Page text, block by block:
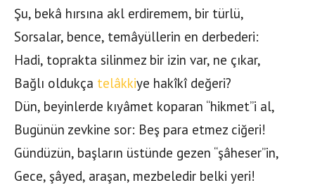
Şu, bekâ hırsına akl erdiremem, bir türlü,
Sorsalar, bence, temâyüllerin en derbederi:
Hadi, toprakta silinmez bir izin var, ne çıkar,
Bağlı oldukça telâkkiye hakîkî değeri?
Dün, beyinlerde kıyâmet koparan “hikmet”i al,
Bugünün zevkine sor: Beş para etmez ciğeri!
Gündüzün, başların üstünde gezen “şâheser”in,
Gece, şâyed, araşan, mezbeledir belki yeri!